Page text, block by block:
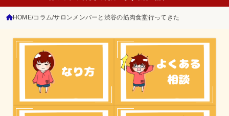
HOME コラム サロンメンバーと渋谷の筋肉食堂行ってきた